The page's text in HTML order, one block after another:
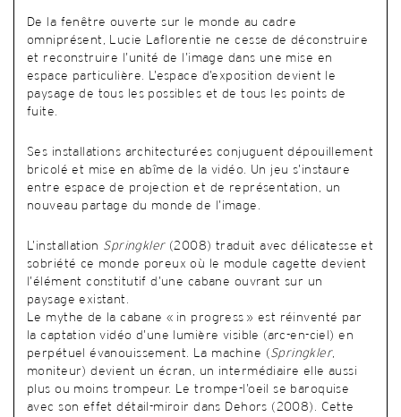
De la fenêtre ouverte sur le monde au cadre
omniprésent, Lucie Laflorentie ne cesse de déconstruire
et reconstruire l’unité de l’image dans une mise en
espace particulière. L’espace d’exposition devient le
paysage de tous les possibles et de tous les points de
fuite.
Ses installations architecturées conjuguent dépouillement
bricolé et mise en abîme de la vidéo. Un jeu s’instaure
entre espace de projection et de représentation, un
nouveau partage du monde de l’image.
L’installation Springkler(2008) traduit avec délicatesse et
sobriété ce monde poreux où le module cagette devient
l’élément constitutif d’une cabane ouvrant sur un
paysage existant.
Le mythe de la cabane « in progress » est réinventé par
la captation vidéo d’une lumière visible (arc-en-ciel) en
perpétuel évanouissement. La machine ( Springkler,
moniteur) devient un écran, un intermédiaire elle aussi
plus ou moins trompeur. Le trompe-l’oeil se baroquise
avec son effet détail-miroir dans Dehors (2008). Cette